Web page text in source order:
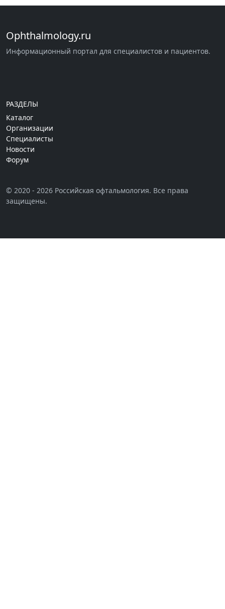
Ophthalmology.ru
Информационный портал для специалистов и пациентов.
РАЗДЕЛЫ
Каталог
Организации
Специалисты
Новости
Форум
© 2020 - 2026 Российская офтальмология. Все права
защищены.